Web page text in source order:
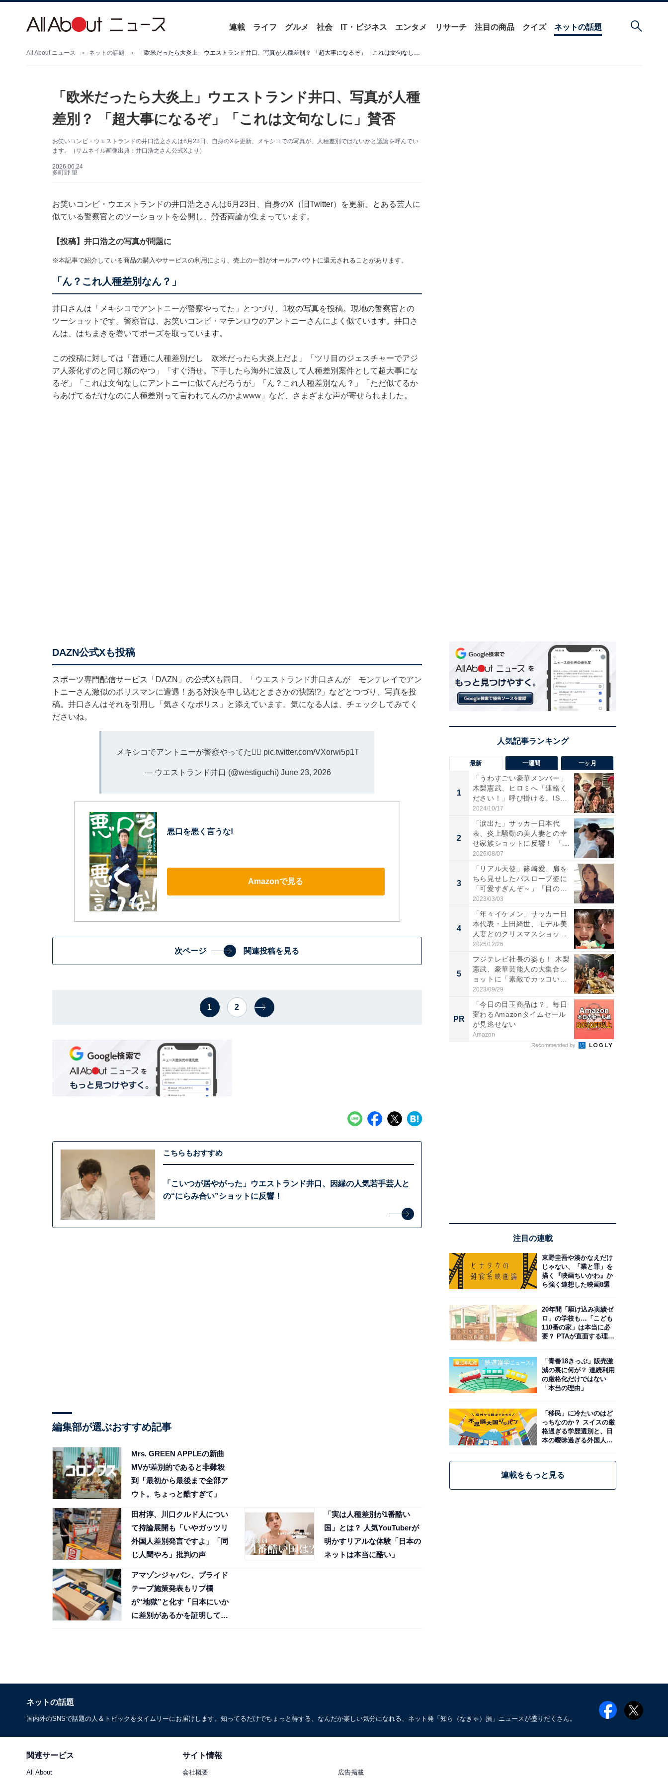
連載 ライフ グルメ 社会 IT・ビジネス エンタメ リサーチ 注目の商品 クイズ ネットの話題
All About ニュース ネットの話題 「欧米だったら大炎上」ウエストランド井口、写真が人種差別？ 「超大事になるぞ」「これは文句なしに」賛否
「欧米だったら大炎上」ウエストランド井口、写真が人種
差別？ 「超大事になるぞ」「これは文句なしに」賛否
お笑いコンビ・ウエストランドの井口浩之さんは6月23日、自身のXを更新。メキシコでの写真が、人種差別ではないかと議論を呼んでい
ます。（サムネイル画像出典：井口浩之さん公式Xより）
2026.06.24
多町野 望
お笑いコンビ・ウエストランドの井口浩之さんは6月23日、自身のX（旧Twitter）を更新。とある芸人に
似ている警察官とのツーショットを公開し、賛否両論が集まっています。
【投稿】井口浩之の写真が問題に
※本記事で紹介している商品の購入やサービスの利用により、売上の一部がオールアバウトに還元されることがあります。
「ん？これ人種差別なん？」
井口さんは「メキシコでアントニーが警察やってた」とつづり、1枚の写真を投稿。現地の警察官との
ツーショットです。警察官は、お笑いコンビ・マテンロウのアントニーさんによく似ています。井口さ
んは、はちまきを巻いてポーズを取っています。
この投稿に対しては「普通に人種差別だし 欧米だったら大炎上だよ」「ツリ目のジェスチャーでアジ
ア人茶化すのと同じ類のやつ」「すぐ消せ。下手したら海外に波及して人種差別案件として超大事にな
るぞ」「これは文句なしにアントニーに似てんだろうが」「ん？これ人種差別なん？」「ただ似てるか
らあげてるだけなのに人種差別って言われてんのかよwww」など、さまざまな声が寄せられました。
DAZN公式Xも投稿
スポーツ専門配信サービス「DAZN」の公式Xも同日、「ウエストランド井口さんが モンテレイでアン
トニーさん激似のポリスマンに遭遇！ある対決を申し込むとまさかの快諾!?」などとつづり、写真を投
稿。井口さんはそれを引用し「気さくなポリス」と添えています。気になる人は、チェックしてみてく
ださいね。
メキシコでアントニーが警察やってた👮‍♂️ pic.twitter.com/VXorwi5p1T
— ウエストランド井口 (@westiguchi) June 23, 2026
悪口を悪く言うな!
Amazonで見る
次ページ 関連投稿を見る
1 2
こちらもおすすめ
「こいつが居やがった」ウエストランド井口、因縁の人気若手芸人と
の“にらみ合い”ショットに反響！
編集部が選ぶおすすめ記事
Mrs. GREEN APPLEの新曲
MVが差別的であると非難殺
到「最初から最後まで全部ア
ウト。ちょっと酷すぎて」
田村淳、川口クルド人につい
て持論展開も「いやガッツリ
外国人差別発言ですよ」「同
じ人間やろ」批判の声
「実は人種差別が1番酷い
国」とは？ 人気YouTuberが
明かすリアルな体験「日本の
ネットは本当に酷い」
アマゾンジャパン、プライド
テープ施策発表もリプ欄
が“地獄”と化す「日本にいか
に差別があるかを証明してい
最新 一週間 一ヶ月
1
「うわすごい豪華メンバー」
木梨憲武、ヒロミへ「連絡く
ださい！」呼び掛ける。IS
S...
2024/10/17
2
「涙出た」サッカー日本代
表、炎上騒動の美人妻との幸
せ家族ショットに反響！ 「最
高...
2026/08/07
3
「リアル天使」篠崎愛、肩を
ちら見せしたバスローブ姿に
「可愛すぎんぞ～」「目の表
情...
2023/03/03
4
「年々イケメン」サッカー日
本代表・上田綺世、モデル美
人妻とのクリスマスショット
に...
2025/12/26
5
フジテレビ社長の姿も！ 木梨
憲武、豪華芸能人の大集合シ
ョットに「素敵でカッコい
い...
2023/09/29
PR
「今日の目玉商品は？」毎日
変わるAmazonタイムセール
が見逃せない
Amazon
Recommended by
注目の連載
東野圭吾や湊かなえだけ
じゃない、「業と罪」を
描く『映画ちいかわ』か
ら強く連想した映画8選
20年間「駆け込み実績ゼ
ロ」の学校も…「こども
110番の家」は本当に必
要？ PTAが直面する理想
「青春18きっぷ」販売激
減の裏に何が？ 連続利用
の厳格化だけではない
「本当の理由」
「移民」に冷たいのはど
っちなのか？ スイスの厳
格過ぎる学歴選別と、日
本の曖昧過ぎる外国人政
連載をもっと見る
ネットの話題
国内外のSNSで話題の人＆トピックをタイムリーにお届けします。知ってるだけでちょっと得する、なんだか楽しい気分になれる、ネット発「知ら（なきゃ）損」ニュースが盛りだくさん。
関連サービス
All About
サイト情報
会社概要
広告掲載